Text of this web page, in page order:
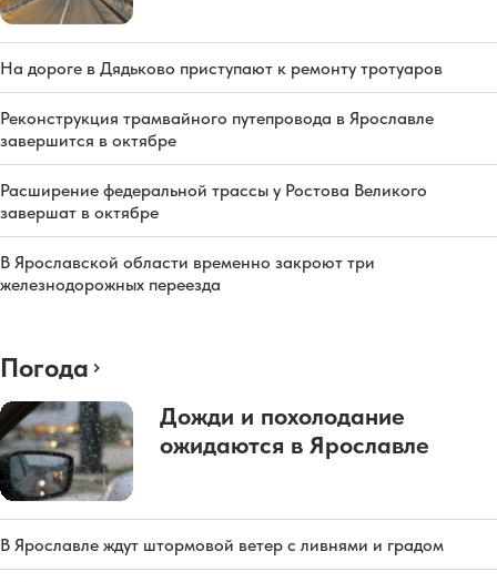
На дороге в Дядьково приступают к ремонту тротуаров
Реконструкция трамвайного путепровода в Ярославле
завершится в октябре
Расширение федеральной трассы у Ростова Великого
завершат в октябре
В Ярославской области временно закроют три
железнодорожных переезда
Погода
Дожди и похолодание
ожидаются в Ярославле
В Ярославле ждут штормовой ветер с ливнями и градом